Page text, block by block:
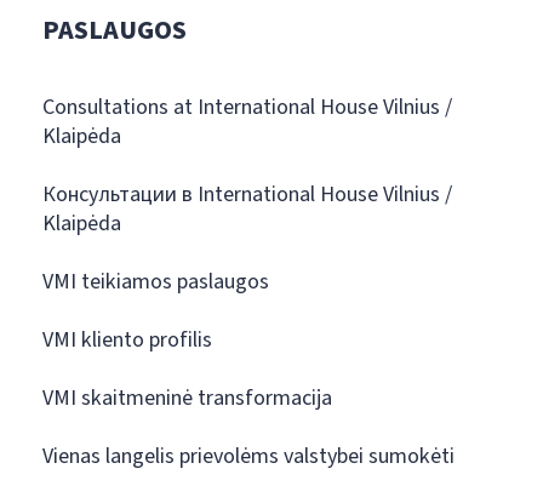
PASLAUGOS
Consultations at International House Vilnius /
Klaipėda
Консультации в International House Vilnius /
Klaipėda
VMI teikiamos paslaugos
VMI kliento profilis
VMI skaitmeninė transformacija
Vienas langelis prievolėms valstybei sumokėti